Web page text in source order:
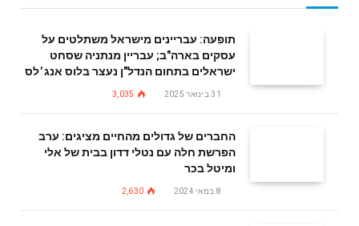
תופעה: עבריינים מישראל משתלטים על
עסקים בארה"ב; עבריין מנתניה שסחט
ישראלים בתחום הנדל"ן נעצר בלוס אנג׳לס
31 בינואר 2025 3,035
החברים של גדולים מהחיים מציגים: ערב
הפרשת חלה עם נטלי דדון בבית של אלי
ומיטל בכר
8 במאי 2024 2,630